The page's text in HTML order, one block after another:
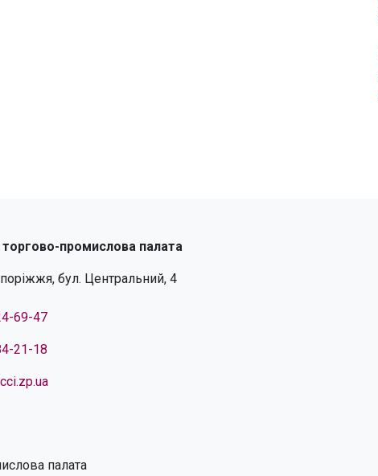
торгово-промислова палата
бул. Центральний, 4
69-47
21-18
палата